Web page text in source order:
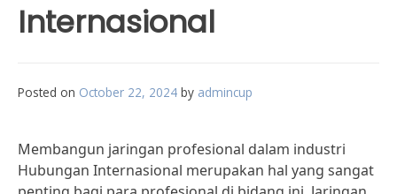
Internasional
Posted on October 22, 2024 by admincup
Membangun jaringan profesional dalam industri
Hubungan Internasional merupakan hal yang sangat